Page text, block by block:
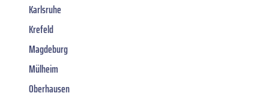
Karlsruhe
Krefeld
Magdeburg
Mülheim
Oberhausen